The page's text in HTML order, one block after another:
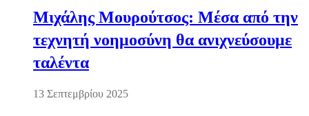
Μιχάλης Μουρούτσος: Μέσα από την
τεχνητή νοημοσύνη θα ανιχνεύσουμε
ταλέντα
13 Σεπτεμβρίου 2025